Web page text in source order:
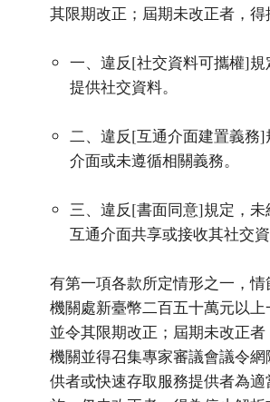
其限期改正；屆期未改正者，得
一、違反[社交資料可攜權]
提供社交資料。
二、違反[互通介面建置義務]
介面或未遵循相關義務。
三、違反[書面同意]規定，未
互通介面共享或接收其社交資
有第一項各款所定情形之一，
機關處新臺幣二百五十萬元以上
並令其限期改正；屆期未改正
機關並得召集專家審議會議令
供者或快速存取服務提供者為